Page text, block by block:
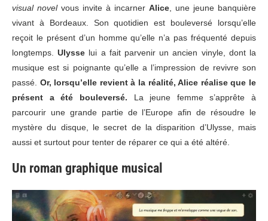
visual novelvous invite à incarner Alice, une jeune banquière
vivant à Bordeaux. Son quotidien est bouleversé lorsqu’elle
reçoit le présent d’un homme qu’elle n’a pas fréquenté depuis
longtemps.Ulysse lui a fait parvenir un ancien vinyle, dont la
musique est si poignante qu’elle a l’impression de revivre son
passé. Or, lorsqu’elle revient à la réalité, Alice réalise que le
présent a été bouleversé. La jeune femme s’apprête à
parcourir une grande partie de l’Europe afin de résoudre le
mystère du disque, le secret de la disparition d’Ulysse, mais
aussi et surtout pour tenter de réparer ce qui a été altéré.
Un roman graphique musical